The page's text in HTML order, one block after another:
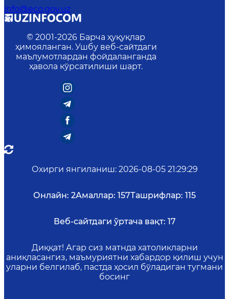
info@eco.gov.uz
© 2001-2026 Барча ҳуқуқлар
ҳимояланган. Ушбу веб-сайтдаги
маълумотлардан фойдаланганда
ҳавола кўрсатилиши шарт.
Охирги янгиланиш: 2026-08-05 21:29:29
Онлайн: 2Амаллар: 157Ташрифлар: 115
Веб-сайтдаги ўртача вақт: 17
Диққат! Агар сиз матнда хатоликларни
аниқласангиз, маъмуриятни хабардор қилиш учун
уларни белгилаб, пастда ҳосил бўладиган тугмани
босинг